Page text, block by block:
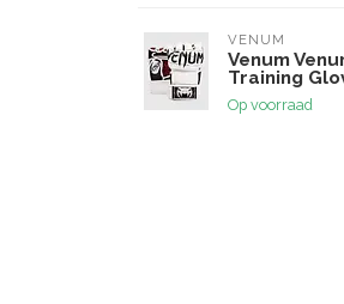
VENUM
Venum
Training
Op voorraad